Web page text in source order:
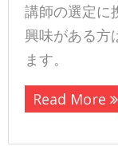
講師の選定に
興味がある方
ます。
Read More